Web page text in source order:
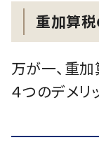
重加算税
万が一、重
４つのデメリ